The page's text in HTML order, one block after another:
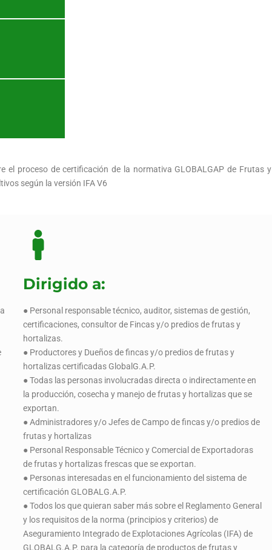
el proceso de certificación de la normativa GLOBALGAP de Frutas y
según la versión IFA V6
Dirigido a:
● Personal responsable técnico, auditor, sistemas de gestión,
certificaciones, consultor de Fincas y/o predios de frutas y
hortalizas.
● Productores y Dueños de fincas y/o predios de frutas y
hortalizas certificadas GlobalG.A.P.
● Todas las personas involucradas directa o indirectamente en
la producción, cosecha y manejo de frutas y hortalizas que se
exportan.
● Administradores y/o Jefes de Campo de fincas y/o predios de
frutas y hortalizas
● Personal Responsable Técnico y Comercial de Exportadoras
de frutas y hortalizas frescas que se exportan.
● Personas interesadas en el funcionamiento del sistema de
certificación GLOBALG.A.P.
● Todos los que quieran saber más sobre el Reglamento General
y los requisitos de la norma (principios y criterios) de
Aseguramiento Integrado de Explotaciones Agrícolas (IFA) de
GLOBALG.A.P. para la categoría de productos de frutas y